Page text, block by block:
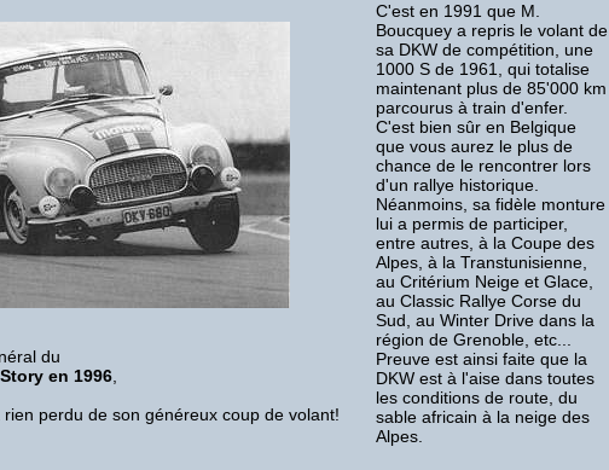
du
en 1996
perdu de son généreux coup de volant!
C'est en 1991 que M.
Boucquey a repris le volant de
sa DKW de compétition, une
1000 S de 1961, qui totalise
maintenant plus de 85'000 km
parcourus à train d'enfer.
C'est bien sûr en Belgique
que vous aurez le plus de
chance de le rencontrer lors
d'un rallye historique.
Néanmoins, sa fidèle monture
lui a permis de participer,
entre autres, à la Coupe des
Alpes, à la Transtunisienne,
au Critérium Neige et Glace,
au Classic Rallye Corse du
Sud, au Winter Drive dans la
région de Grenoble, etc...
Preuve est ainsi faite que la
DKW est à l'aise dans toutes
les conditions de route, du
sable africain à la neige des
Alpes.